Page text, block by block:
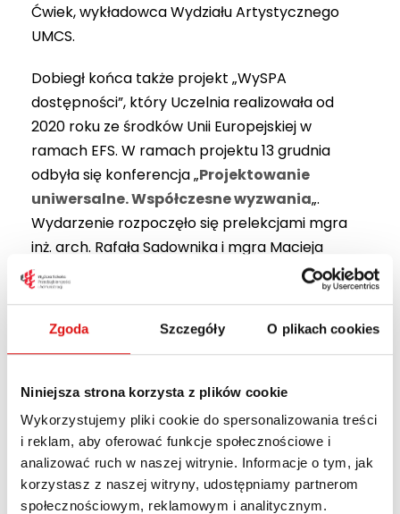
Zgoda Szczegóły O plikach cookies
Niniejsza strona korzysta z plików cookie
Wykorzystujemy pliki cookie do spersonalizowania treści
i reklam, aby oferować funkcje społecznościowe i
analizować ruch w naszej witrynie. Informacje o tym, jak
korzystasz z naszej witryny, udostępniamy partnerom
społecznościowym, reklamowym i analitycznym.
Ćwiek, wykładowca Wydziału Artystycznego
UMCS.
Dobiegł końca także projekt „WySPA
dostępności”, który Uczelnia realizowała od
2020 roku ze środków Unii Europejskiej w
ramach EFS. W ramach projektu 13 grudnia
odbyła się konferencja „Projektowanie
uniwersalne. Współczesne wyzwania„.
Wydarzenie rozpoczęło się prelekcjami mgra
inż. arch. Rafała Sadownika i mgra Macieja
Knapa, którzy fascynująco przybliżyli
uczestnikom temat dostępności
architektonicznej. Następnie odbył się panel
dyskusyjny, w którym udział wzięli wybitni goście:
Architektów Rzeczypospolitej Polskiej, mgr inż.
arch. Wojciech Bielecki – Prezes SARP Lublin,
mgr inż. arch. Robert Kępa – architekt,
właściciel biura projektowego skim_studio i
wykładowca WSPA oraz mgr inż. arch.